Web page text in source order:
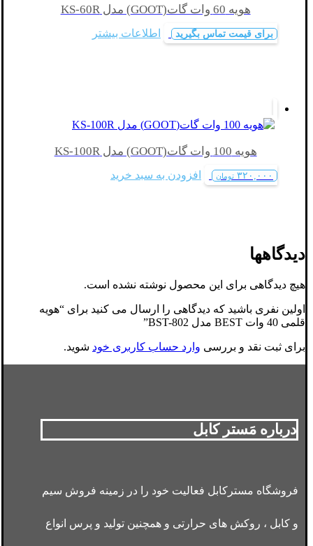
هویه 60 وات گات(GOOT) مدل KS-60R
برای قیمت تماس بگیرید اطلاعات بیشتر
هویه 100 وات گات(GOOT) مدل KS-100R
۳۲۰,۰۰۰ تومان افزودن به سبد خرید
دیدگاهها
هیچ دیدگاهی برای این محصول نوشته نشده است.
اولین نفری باشید که دیدگاهی را ارسال می کنید برای “هویه
قلمی 40 وات BEST مدل BST-802”
برای ثبت نقد و بررسی وارد حساب کاربری خود شوید.
درباره مَستر کابل
فروشگاه مسترکابل فعالیت خود را در زمینه فروش سیم
و کابل ، روکش های حرارتی و همچنین تولید و پرس انواع